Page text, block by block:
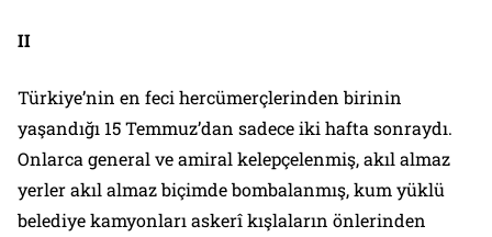
II
Türkiye’nin en feci hercümerçlerinden birinin
yaşandığı 15 Temmuz’dan sadece iki hafta sonraydı.
Onlarca general ve amiral kelepçelenmiş, akıl almaz
yerler akıl almaz biçimde bombalanmış, kum yüklü
belediye kamyonları askerî kışlaların önlerinden